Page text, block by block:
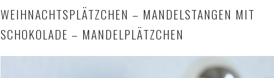
WEIHNACHTSPLÄTZCHEN – MANDELSTANGEN MIT
SCHOKOLADE – MANDELPLÄTZCHEN